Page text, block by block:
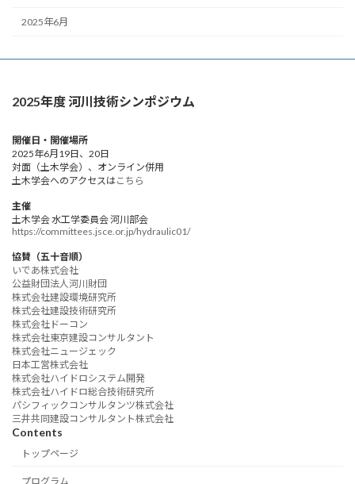
2025年6月
2025年度 河川技術シンポジウム
開催日・開催場所
2025年6月19日、20日
対面（土木学会）、オンライン併用
土木学会へのアクセスはこちら
主催
土木学会 水工学委員会 河川部会
https://committees.jsce.or.jp/hydraulic01/
協賛（五十音順）
いであ株式会社
公益財団法人河川財団
株式会社建設環境研究所
株式会社建設技術研究所
株式会社ドーコン
株式会社東京建設コンサルタント
株式会社ニュージェック
日本工営株式会社
株式会社ハイドロシステム開発
株式会社ハイドロ総合技術研究所
パシフィックコンサルタンツ株式会社
三井共同建設コンサルタント株式会社
Contents
トップページ
プログラム